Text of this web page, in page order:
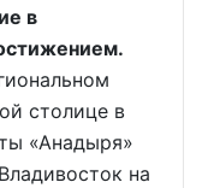
в
столице в
«Анадыря»
на